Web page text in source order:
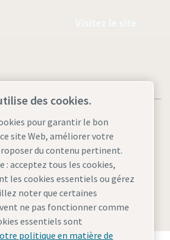
de confidentialité
Plan du site
des cookies.
pour garantir le bon
site Web, améliorer votre
du contenu pertinent.
: acceptez tous les cookies,
les cookies essentiels ou gérez
noter que certaines
ne pas fonctionner comme
essentiels sont
politique en matière de